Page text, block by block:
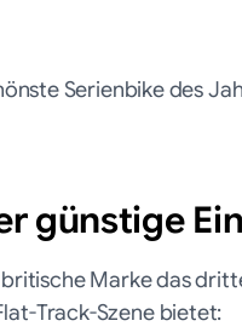
Serienbike des
günstige
Marke das
Track-Szene bietet: